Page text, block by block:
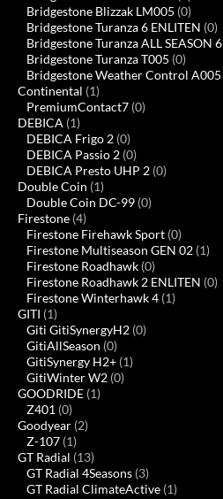
Bridgestone Blizzak LM005 (0)
Bridgestone Turanza 6 ENLITEN (0)
Bridgestone Turanza ALL SEASON 6
Bridgestone Turanza T005 (0)
Bridgestone Weather Control A005
Continental (1)
PremiumContact7 (0)
DEBICA (1)
DEBICA Frigo 2 (0)
DEBICA Passio 2 (0)
DEBICA Presto UHP 2 (0)
Double Coin (1)
Double Coin DC-99 (0)
Firestone (4)
Firestone Firehawk Sport (0)
Firestone Multiseason GEN 02 (1)
Firestone Roadhawk (0)
Firestone Roadhawk 2 ENLITEN (0)
Firestone Winterhawk 4 (1)
GITI (1)
Giti GitiSynergyH2 (0)
GitiAllSeason (0)
GitiSynergy H2+ (1)
GitiWinter W2 (0)
GOODRIDE (1)
Z401 (0)
Goodyear (2)
Z-107 (1)
GT Radial (13)
GT Radial 4Seasons (3)
GT Radial ClimateActive (1)